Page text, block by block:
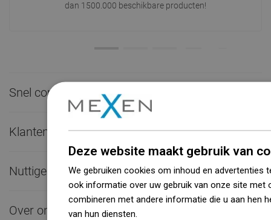
dan 1500.000 beschikbare producten!
Snel contact
Klantenservice 
Nuttige links 
Over ons
Deze website maakt gebruik van
We gebruiken cookies om inhoud en advertenties
ook informatie over uw gebruik van onze site met
combineren met andere informatie die u aan hen
van hun diensten.